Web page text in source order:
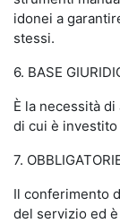
idonei a
stessi.
6. BASE
È la necessità
di cui è
7.
Il conferimento
del servizio ed